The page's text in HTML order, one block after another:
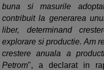
buna si masurile
contribuit la generarea
liber, determinand
explorare si productie. Am
crestere anuala a
Petrom", a declarat in